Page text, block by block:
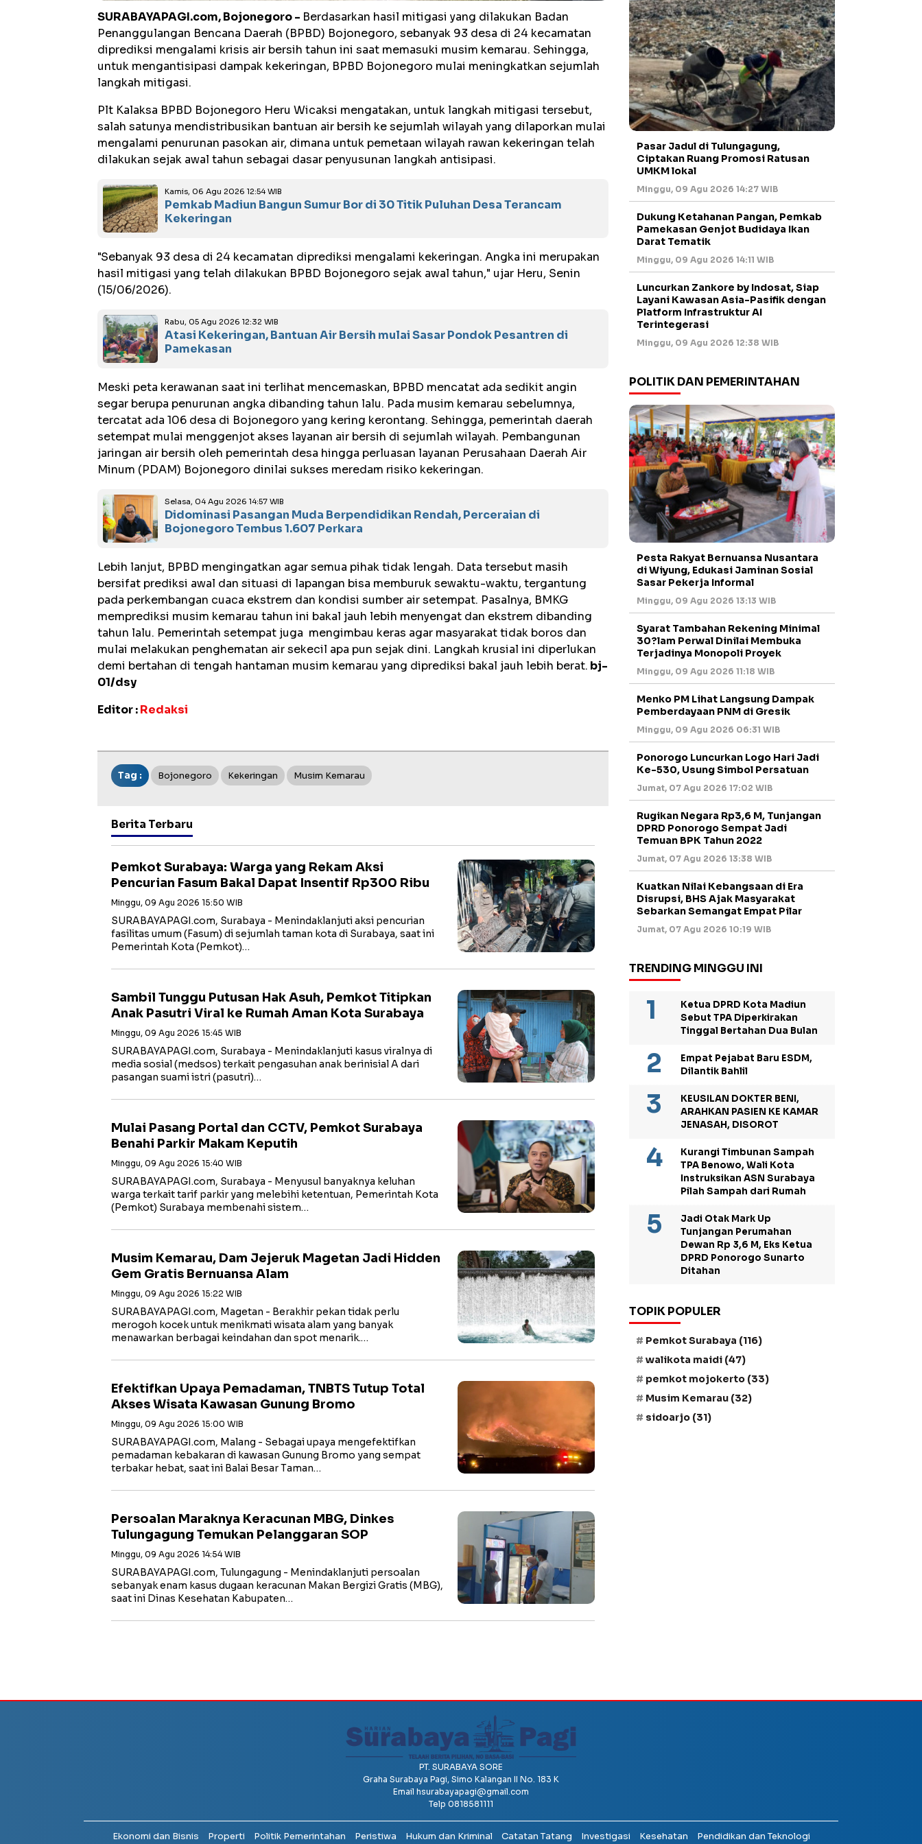
SURABAYAPAGI.com, Bojonegoro - Berdasarkan hasil mitigasi yang dilakukan Badan
Penanggulangan Bencana Daerah (BPBD) Bojonegoro, sebanyak 93 desa di 24 kecamatan
diprediksi mengalami krisis air bersih tahun ini saat memasuki musim kemarau. Sehingga,
untuk mengantisipasi dampak kekeringan, BPBD Bojonegoro mulai meningkatkan sejumlah
langkah mitigasi.
Plt Kalaksa BPBD Bojonegoro Heru Wicaksi mengatakan, untuk langkah mitigasi tersebut,
salah satunya mendistribusikan bantuan air bersih ke sejumlah wilayah yang dilaporkan mulai
mengalami penurunan pasokan air, dimana untuk pemetaan wilayah rawan kekeringan telah
dilakukan sejak awal tahun sebagai dasar penyusunan langkah antisipasi.
Kamis, 06 Agu 2026 12:54 WIB
Pemkab Madiun Bangun Sumur Bor di 30 Titik Puluhan Desa Terancam
Kekeringan
"Sebanyak 93 desa di 24 kecamatan diprediksi mengalami kekeringan. Angka ini merupakan
hasil mitigasi yang telah dilakukan BPBD Bojonegoro sejak awal tahun," ujar Heru, Senin
(15/06/2026).
Rabu, 05 Agu 2026 12:32 WIB
Atasi Kekeringan, Bantuan Air Bersih mulai Sasar Pondok Pesantren di
Pamekasan
Meski peta kerawanan saat ini terlihat mencemaskan, BPBD mencatat ada sedikit angin
segar berupa penurunan angka dibanding tahun lalu. Pada musim kemarau sebelumnya,
tercatat ada 106 desa di Bojonegoro yang kering kerontang. Sehingga, pemerintah daerah
setempat mulai menggenjot akses layanan air bersih di sejumlah wilayah. Pembangunan
jaringan air bersih oleh pemerintah desa hingga perluasan layanan Perusahaan Daerah Air
Minum (PDAM) Bojonegoro dinilai sukses meredam risiko kekeringan.
Selasa, 04 Agu 2026 14:57 WIB
Didominasi Pasangan Muda Berpendidikan Rendah, Perceraian di
Bojonegoro Tembus 1.607 Perkara
Lebih lanjut, BPBD mengingatkan agar semua pihak tidak lengah. Data tersebut masih
bersifat prediksi awal dan situasi di lapangan bisa memburuk sewaktu-waktu, tergantung
pada perkembangan cuaca ekstrem dan kondisi sumber air setempat. Pasalnya, BMKG
memprediksi musim kemarau tahun ini bakal jauh lebih menyengat dan ekstrem dibanding
tahun lalu. Pemerintah setempat juga mengimbau keras agar masyarakat tidak boros dan
mulai melakukan penghematan air sekecil apa pun sejak dini. Langkah krusial ini diperlukan
demi bertahan di tengah hantaman musim kemarau yang diprediksi bakal jauh lebih berat. bj-
01/dsy
Editor :Redaksi
Tag : Bojonegoro Kekeringan Musim Kemarau
Berita Terbaru
Pemkot Surabaya: Warga yang Rekam Aksi
Pencurian Fasum Bakal Dapat Insentif Rp300 Ribu
Minggu, 09 Agu 2026 15:50 WIB
SURABAYAPAGI.com, Surabaya - Menindaklanjuti aksi pencurian
fasilitas umum (Fasum) di sejumlah taman kota di Surabaya, saat ini
Pemerintah Kota (Pemkot)…
Sambil Tunggu Putusan Hak Asuh, Pemkot Titipkan
Anak Pasutri Viral ke Rumah Aman Kota Surabaya
Minggu, 09 Agu 2026 15:45 WIB
SURABAYAPAGI.com, Surabaya - Menindaklanjuti kasus viralnya di
media sosial (medsos) terkait pengasuhan anak berinisial A dari
pasangan suami istri (pasutri)…
Mulai Pasang Portal dan CCTV, Pemkot Surabaya
Benahi Parkir Makam Keputih
Minggu, 09 Agu 2026 15:40 WIB
SURABAYAPAGI.com, Surabaya - Menyusul banyaknya keluhan
warga terkait tarif parkir yang melebihi ketentuan, Pemerintah Kota
(Pemkot) Surabaya membenahi sistem…
Musim Kemarau, Dam Jejeruk Magetan Jadi Hidden
Gem Gratis Bernuansa Alam
Minggu, 09 Agu 2026 15:22 WIB
SURABAYAPAGI.com, Magetan - Berakhir pekan tidak perlu
merogoh kocek untuk menikmati wisata alam yang banyak
menawarkan berbagai keindahan dan spot menarik.…
Efektifkan Upaya Pemadaman, TNBTS Tutup Total
Akses Wisata Kawasan Gunung Bromo
Minggu, 09 Agu 2026 15:00 WIB
SURABAYAPAGI.com, Malang - Sebagai upaya mengefektifkan
pemadaman kebakaran di kawasan Gunung Bromo yang sempat
terbakar hebat, saat ini Balai Besar Taman…
Persoalan Maraknya Keracunan MBG, Dinkes
Tulungagung Temukan Pelanggaran SOP
Minggu, 09 Agu 2026 14:54 WIB
SURABAYAPAGI.com, Tulungagung - Menindaklanjuti persoalan
sebanyak enam kasus dugaan keracunan Makan Bergizi Gratis (MBG),
saat ini Dinas Kesehatan Kabupaten…
Pasar Jadul di Tulungagung,
Ciptakan Ruang Promosi Ratusan
UMKM lokal
Minggu, 09 Agu 2026 14:27 WIB
Dukung Ketahanan Pangan, Pemkab
Pamekasan Genjot Budidaya Ikan
Darat Tematik
Minggu, 09 Agu 2026 14:11 WIB
Luncurkan Zankore by Indosat, Siap
Layani Kawasan Asia-Pasifik dengan
Platform Infrastruktur AI
Terintegerasi
Minggu, 09 Agu 2026 12:38 WIB
POLITIK DAN PEMERINTAHAN
Pesta Rakyat Bernuansa Nusantara
di Wiyung, Edukasi Jaminan Sosial
Sasar Pekerja Informal
Minggu, 09 Agu 2026 13:13 WIB
Syarat Tambahan Rekening Minimal
30?lam Perwal Dinilai Membuka
Terjadinya Monopoli Proyek
Minggu, 09 Agu 2026 11:18 WIB
Menko PM Lihat Langsung Dampak
Pemberdayaan PNM di Gresik
Minggu, 09 Agu 2026 06:31 WIB
Ponorogo Luncurkan Logo Hari Jadi
Ke-530, Usung Simbol Persatuan
Jumat, 07 Agu 2026 17:02 WIB
Rugikan Negara Rp3,6 M, Tunjangan
DPRD Ponorogo Sempat Jadi
Temuan BPK Tahun 2022
Jumat, 07 Agu 2026 13:38 WIB
Kuatkan Nilai Kebangsaan di Era
Disrupsi, BHS Ajak Masyarakat
Sebarkan Semangat Empat Pilar
Jumat, 07 Agu 2026 10:19 WIB
TRENDING MINGGU INI
Ketua DPRD Kota Madiun
Sebut TPA Diperkirakan
Tinggal Bertahan Dua Bulan
Empat Pejabat Baru ESDM,
Dilantik Bahlil
KEUSILAN DOKTER BENI,
ARAHKAN PASIEN KE KAMAR
JENASAH, DISOROT
Kurangi Timbunan Sampah
TPA Benowo, Wali Kota
Instruksikan ASN Surabaya
Pilah Sampah dari Rumah
Jadi Otak Mark Up
Tunjangan Perumahan
Dewan Rp 3,6 M, Eks Ketua
DPRD Ponorogo Sunarto
Ditahan
TOPIK POPULER
Pemkot Surabaya (116)
walikota maidi (47)
pemkot mojokerto (33)
Musim Kemarau (32)
sidoarjo (31)
PT. SURABAYA SORE
Graha Surabaya Pagi, Simo Kalangan II No. 183 K
Email hsurabayapagi@gmail.com
Telp 0818581111
Ekonomi dan Bisnis Properti Politik Pemerintahan Peristiwa Hukum dan Kriminal Catatan Tatang Investigasi Kesehatan Pendidikan dan Teknologi